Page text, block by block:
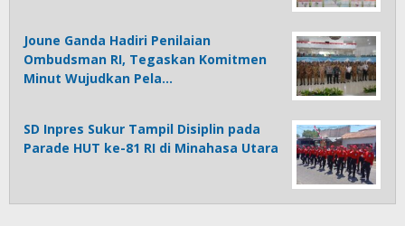
Joune Ganda Hadiri Penilaian
Ombudsman RI, Tegaskan Komitmen
Minut Wujudkan Pela…
SD Inpres Sukur Tampil Disiplin pada
Parade HUT ke-81 RI di Minahasa Utara